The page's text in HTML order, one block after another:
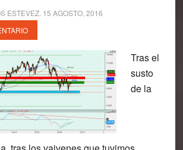
ESTEVEZ. 15 AGOSTO, 2016
Tras el
susto
de la